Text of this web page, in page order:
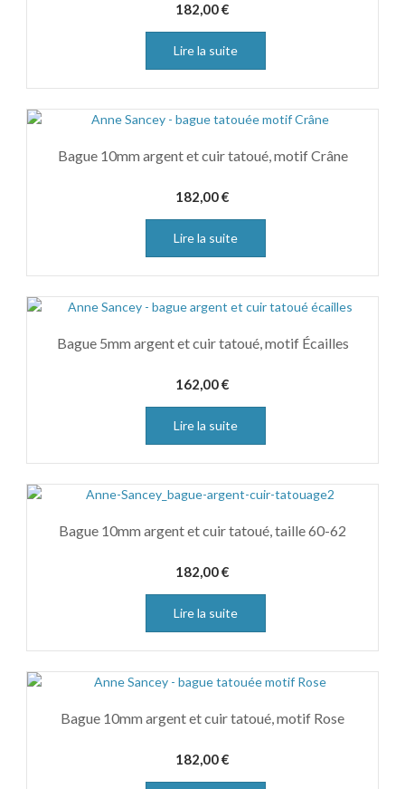
182,00€
Lire la suite
Bague 10mm argent et cuir tatoué, motif Crâne
182,00€
Lire la suite
Bague 5mm argent et cuir tatoué, motif Écailles
162,00€
Lire la suite
Bague 10mm argent et cuir tatoué, taille 60-62
182,00€
Lire la suite
Bague 10mm argent et cuir tatoué, motif Rose
182,00€